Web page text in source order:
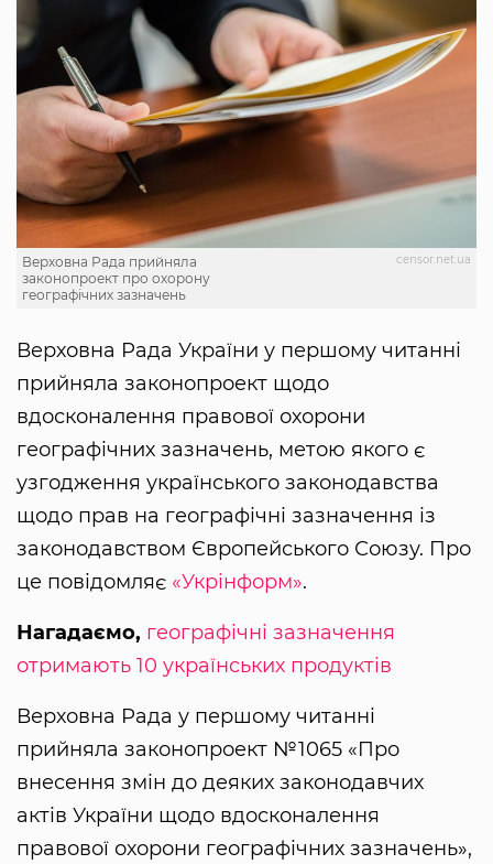
censor.net.ua
Верховна Рада прийняла
законопроект про охорону
географічних зазначень
Верховна Рада України у першому читанні
прийняла законопроект щодо
вдосконалення правової охорони
географічних зазначень, метою якого є
узгодження українського законодавства
щодо прав на географічні зазначення із
законодавством Європейського Союзу. Про
це повідомляє «Укрінформ».
Нагадаємо, географічні зазначення
отримають 10 українських продуктів
Верховна Рада у першому читанні
прийняла законопроект №1065 «Про
внесення змін до деяких законодавчих
актів України щодо вдосконалення
правової охорони географічних зазначень»,